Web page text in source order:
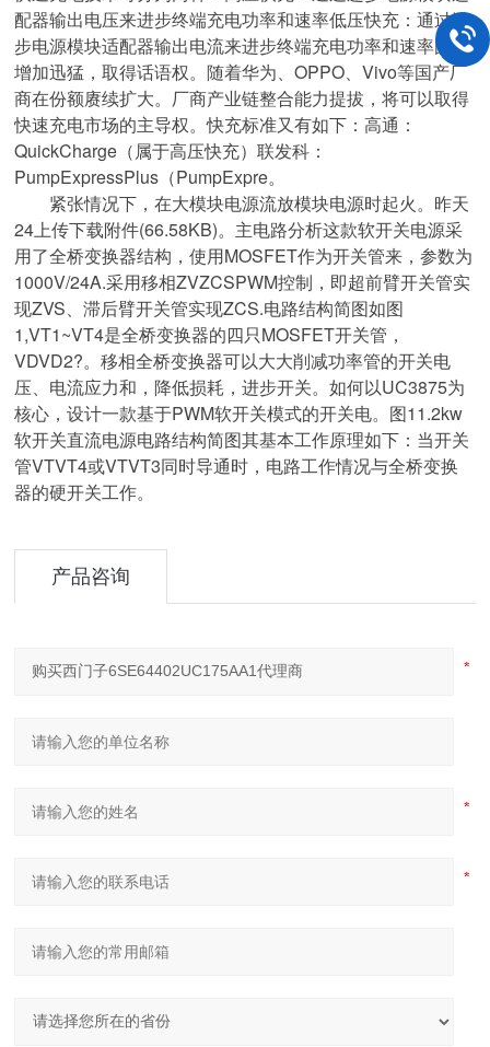
配器输出电压来进步终端充电功率和速率低压快充：通过进
步电源模块适配器输出电流来进步终端充电功率和速率国产
增加迅猛，取得话语权。随着华为、OPPO、Vivo等国产厂
商在份额赓续扩大。厂商产业链整合能力提拔，将可以取得
快速充电市场的主导权。快充标准又有如下：高通：
QuickCharge（属于高压快充）联发科：
PumpExpressPlus（PumpExpre。
紧张情况下，在大模块电源流放模块电源时起火。昨天
24上传下载附件(66.58KB)。主电路分析这款软开关电源采
用了全桥变换器结构，使用MOSFET作为开关管来，参数为
1000V/24A.采用移相ZVZCSPWM控制，即超前臂开关管实
现ZVS、滞后臂开关管实现ZCS.电路结构简图如图
1,VT1~VT4是全桥变换器的四只MOSFET开关管，
VDVD2?。移相全桥变换器可以大大削减功率管的开关电
压、电流应力和，降低损耗，进步开关。如何以UC3875为
核心，设计一款基于PWM软开关模式的开关电。图11.2kw
软开关直流电源电路结构简图其基本工作原理如下：当开关
管VTVT4或VTVT3同时导通时，电路工作情况与全桥变换
器的硬开关工作。
产品咨询